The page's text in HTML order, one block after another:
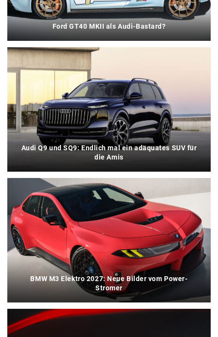
Ford GT40 MKII als Audi-Bastard?
Audi Q9 und SQ9: Endlich mal ein adäquates SUV für
die Amis
BMW M3 Elektro 2027: Neue Bilder vom Power-
Stromer